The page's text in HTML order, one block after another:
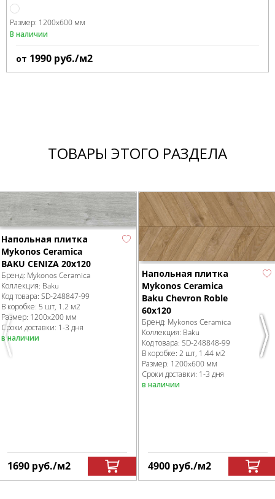
Размер: 1200x600 мм
В наличии
от 1990 руб./м2
ТОВАРЫ ЭТОГО РАЗДЕЛА
Previous
Напольная плитка
Mykonos Ceramica
BAKU CENIZA 20х120
Бренд: Mykonos Ceramica
Коллекция: Baku
Код товара: SD-248847-99
В коробке: 5 шт, 1.2 м2
Размер: 1200x200 мм
Сроки доставки: 1-3 дня
в наличии
1690 руб./м2
Напольная плитка
Mykonos Ceramica
Baku Chevron Roble
60х120
Бренд: Mykonos Ceramica
Коллекция: Baku
Код товара: SD-248848-99
В коробке: 2 шт, 1.44 м2
Размер: 1200x600 мм
Сроки доставки: 1-3 дня
в наличии
4900 руб./м2